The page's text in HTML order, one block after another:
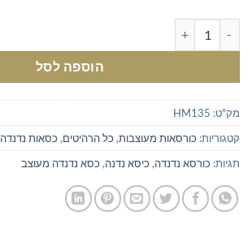
הוספה לסל
מק"ט: HM135
קטגוריות: כורסאות מעוצבות, כל הרהיטים, כסאות נדנדה
תגיות: כורסא נדנדה, כיסא נדנה, כסא נדנדה מעוצב